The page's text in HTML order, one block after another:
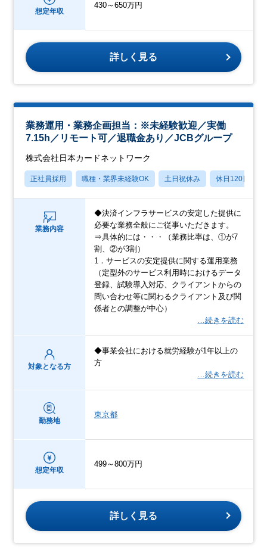
想定年収
430～650万円
詳しく見る
業務運用・業務企画担当：※未経験歓迎／実働
7.15h／リモート可／退職金あり／JCBグループ
株式会社日本カードネットワーク
正社員採用 職種・業界未経験OK 土日祝休み 休日120日以上
業務内容
◆決済インフラサービスの安定した提供に
必要な業務全般にご従事いただきます。
⇒具体的には・・・（業務比率は、①が7
割、②が3割）
1．サービスの安定提供に関する運用業務
（定型外のサービス利用時におけるデータ
登録、試験導入対応、クライアントからの
問い合わせ等に関わるクライアント及び関
係者との調整が中心）
…続きを読む
対象となる方
◆事業会社における就労経験が1年以上の
方
…続きを読む
勤務地
東京都
想定年収
499～800万円
詳しく見る